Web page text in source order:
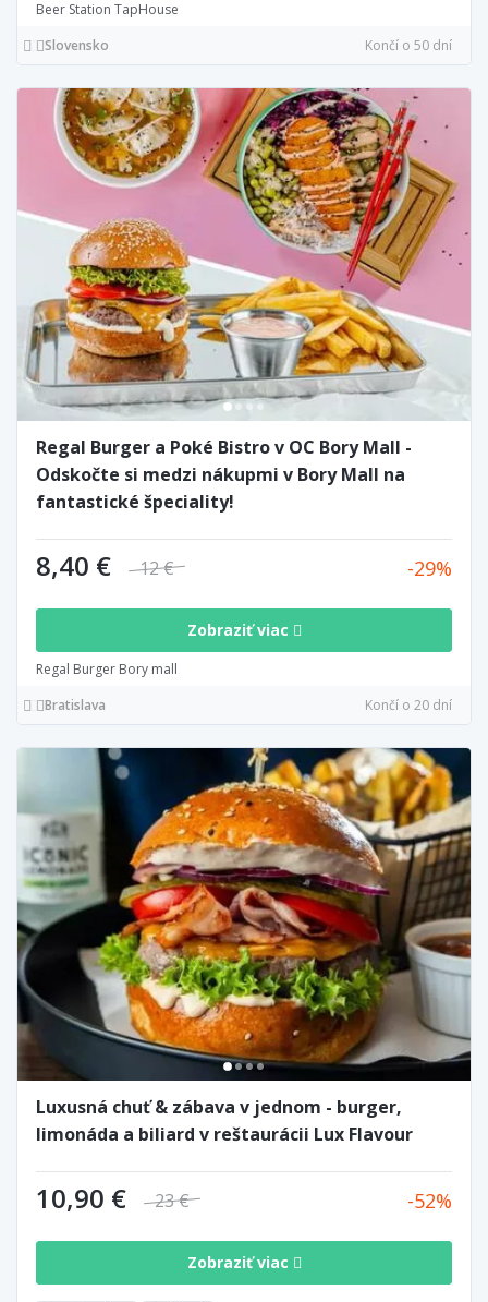
Beer Station TapHouse
Slovensko
Končí o 50 dní
Regal Burger a Poké Bistro v OC Bory Mall -
Odskočte si medzi nákupmi v Bory Mall na
fantastické špeciality!
8,40 € 12 € 29
Zobraziť viac
Regal Burger Bory mall
Bratislava
Končí o 20 dní
Luxusná chuť & zábava v jednom - burger,
limonáda a biliard v reštaurácii Lux Flavour
10,90 € 23 € 52
Zobraziť viac